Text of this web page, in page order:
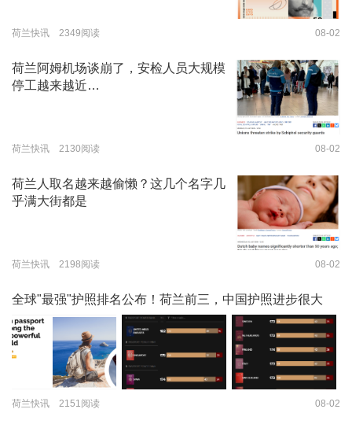
荷兰快讯 2349阅读 08-02
荷兰阿姆机场谈崩了，安检人员大规模
停工越来越近…
荷兰快讯 2130阅读 08-02
荷兰人取名越来越偷懒？这几个名字几
乎满大街都是
荷兰快讯 2198阅读 08-02
全球"最强"护照排名公布！荷兰前三，中国护照进步很大
荷兰快讯 2151阅读 08-02